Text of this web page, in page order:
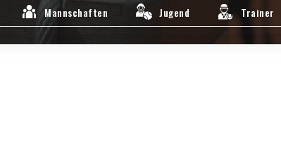
Mannschaften Jugend Trainer